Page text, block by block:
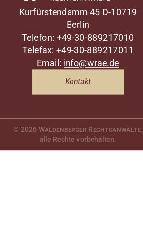
Kurfürstendamm 45 D-10719
Berlin
Telefon: +49-30-889217010
Telefax: +49-30-889217011
Email: info@wrae.de
Kontakt
© 2026 Waldenberger Rechtsanwälte,
alle Rechte vorbehalten.